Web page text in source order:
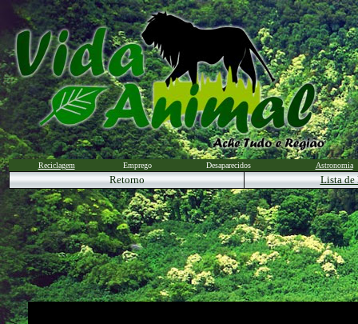
Reciclagem Emprego Desaparecidos Astronomia
Retorno Lista de